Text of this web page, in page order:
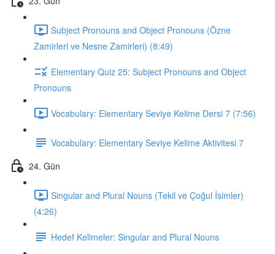
Subject Pronouns and Object Pronouns (Özne
Zamirleri ve Nesne Zamirleri) (8:49)
Elementary Quiz 25: Subject Pronouns and Object
Pronouns
Vocabulary: Elementary Seviye Kelime Dersi 7 (7:56)
Vocabulary: Elementary Seviye Kelime Aktivitesi 7
24. Gün
Singular and Plural Nouns (Tekil ve Çoğul İsimler)
(4:26)
Hedef Kelimeler: Singular and Plural Nouns